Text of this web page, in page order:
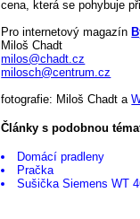
cena, která se pohybuje
Pro internetový magazín
Miloš Chadt
milos@chadt.cz
milosch@centrum.cz
fotografie: Miloš Chadt a
Články s podobnou
Domácí pradleny
Pračka
Sušička Siemens WT